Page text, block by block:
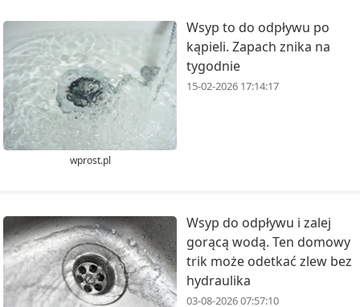
wprost.pl
Wsyp to do odpływu po
kąpieli. Zapach znika na
tygodnie
15-02-2026 17:14:17
Wsyp do odpływu i zalej
gorącą wodą. Ten domowy
trik może odetkać zlew bez
hydraulika
03-08-2026 07:57:10